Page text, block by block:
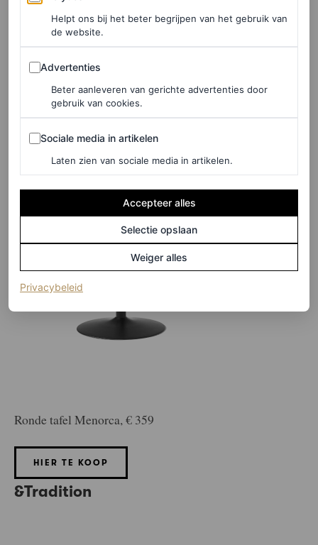
De OG onder de tulpentafels, maar dan met marmeren
blad, € 2.862
HIER TE KOOP
Westwing
Ronde tafel Menorca, € 359
HIER TE KOOP
&Tradition
Helpt ons bij het beter begrijpen van het gebruik van
de website.
Advertenties
Advertenties
Beter aanleveren van gerichte advertenties door
gebruik van cookies.
Sociale media in artikelen
Sociale media in artikelen
Laten zien van sociale media in artikelen.
Accepteer alles
Selectie opslaan
Weiger alles
Privacybeleid